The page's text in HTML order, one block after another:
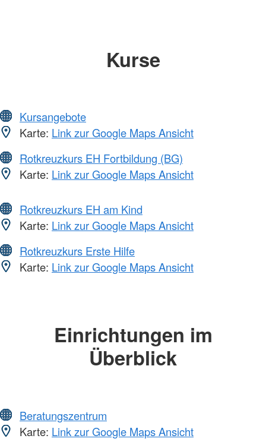
Kurse
Kursangebote
Karte: Link zur Google Maps Ansicht
Rotkreuzkurs EH Fortbildung (BG)
Karte: Link zur Google Maps Ansicht
Rotkreuzkurs EH am Kind
Karte: Link zur Google Maps Ansicht
Rotkreuzkurs Erste Hilfe
Karte: Link zur Google Maps Ansicht
Einrichtungen im
Überblick
Beratungszentrum
Karte: Link zur Google Maps Ansicht